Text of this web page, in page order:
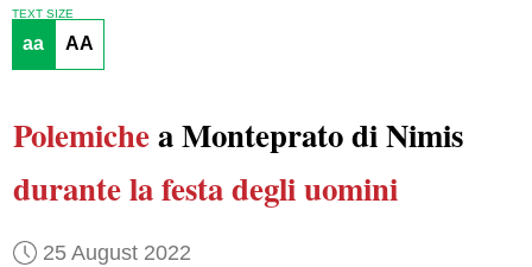
TEXT SIZE
aa AA
Polemichea Monteprato di Nimis
durantela festa degli uomini
25 August 2022